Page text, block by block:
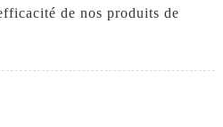
de nos produits de